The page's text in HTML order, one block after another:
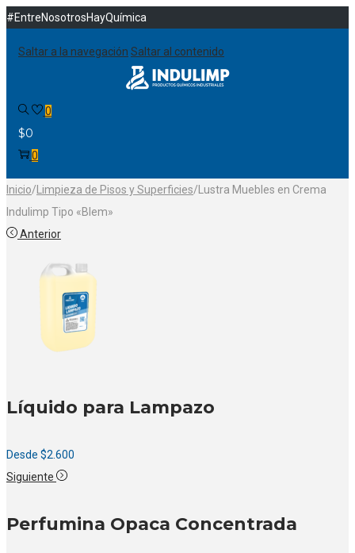
#EntreNosotrosHayQuímica
Saltar a la navegación Saltar al contenido
0
$0
0
Inicio/Limpieza de Pisos y Superficies/Lustra Muebles en Crema
Indulimp Tipo «Blem»
Anterior
Líquido para Lampazo
Desde $2.600
Siguiente
Perfumina Opaca Concentrada